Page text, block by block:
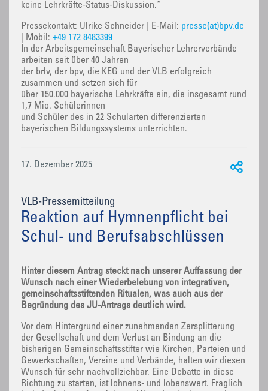
keine Lehrkräfte-Status-Diskussion.“
Pressekontakt: Ulrike Schneider | E-Mail: presse(at)bpv.de
| Mobil: +49 172 8483399
In der Arbeitsgemeinschaft Bayerischer Lehrerverbände
arbeiten seit über 40 Jahren
der brlv, der bpv, die KEG und der VLB erfolgreich
zusammen und setzen sich für
über 150.000 bayerische Lehrkräfte ein, die insgesamt rund
1,7 Mio. Schülerinnen
und Schüler des in 22 Schularten differenzierten
bayerischen Bildungssystems unterrichten.
17. Dezember 2025
VLB-Pressemitteilung
Reaktion auf Hymnenpflicht bei
Schul- und Berufsabschlüssen
Hinter diesem Antrag steckt nach unserer Auffassung der
Wunsch nach einer Wiederbelebung von integrativen,
gemeinschaftsstiftenden Ritualen, was auch aus der
Begründung des JU-Antrags deutlich wird.
Vor dem Hintergrund einer zunehmenden Zersplitterung
der Gesellschaft und dem Verlust an Bindung an die
bisherigen Gemeinschaftsstifter wie Kirchen, Parteien und
Gewerkschaften, Vereine und Verbände, halten wir diesen
Wunsch für sehr nachvollziehbar. Eine Debatte in diese
Richtung zu starten, ist lohnens- und lobenswert. Fraglich